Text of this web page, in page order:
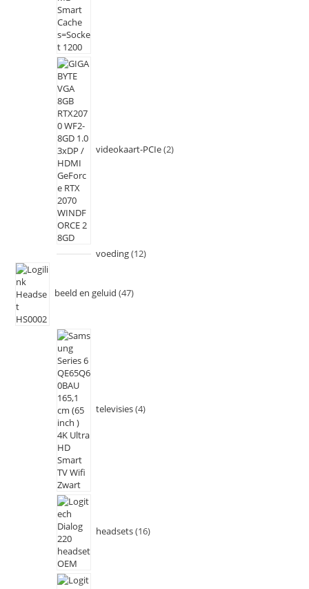
videokaart-PCIe 2
voeding 12
beeld en geluid 47
televisies 4
headsets 16